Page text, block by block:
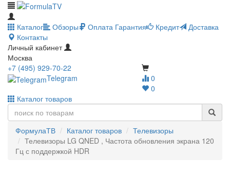
Каталог Обзоры Оплата Гарантия Кредит
Доставка
Контакты
Личный кабинет
Москва
0
0
+7 (495) 929-70-22
Telegram
Каталог товаров
ФормулаТВ Каталог товаров
Телевизоры
Телевизоры LG QNED , Частота обновления экрана 120
Гц с поддержкой HDR